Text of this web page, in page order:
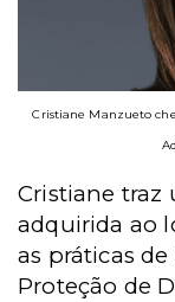
Cristiane Manzueto
Cristiane traz
adquirida ao
as práticas
Proteção de